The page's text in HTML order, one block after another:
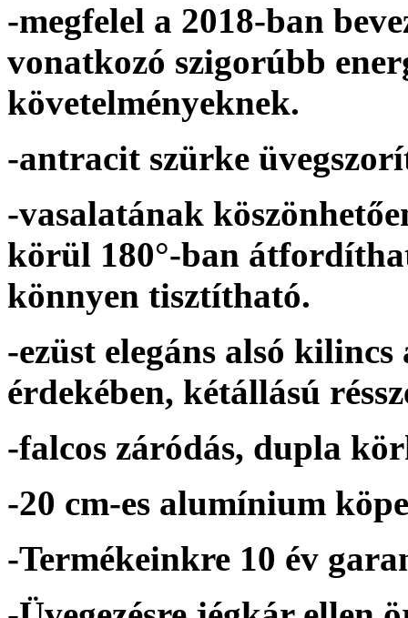
-megfelel a 2018-ban
vonatkozó szigorúbb
követelményeknek.
-antracit szürke
-vasalatának
körül 180°-ban
könnyen tisztítható.
-ezüst elegáns alsó
érdekében, kétállású
-falcos záródás, dupla
-20 cm-es alumínium
-Termékeinkre 10 év